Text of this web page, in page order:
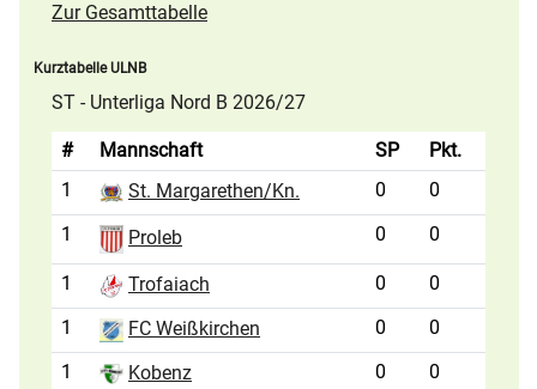
Zur Gesamttabelle
Kurztabelle ULNB
ST - Unterliga Nord B 2026/27
# Mannschaft SP
Pkt.
1
St. Margarethen/Kn. 0
0
1
Proleb 0 0
1 Trofaiach 0
0
1
FC Weißkirchen 0
0
1
Kobenz 0 0